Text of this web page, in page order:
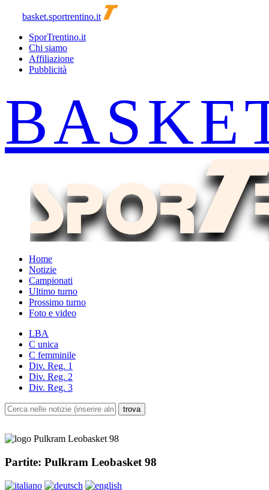
basket.sportrentino.it
SporTrentino.it
Chi siamo
Affiliazione
Pubblicità
Home
Notizie
Campionati
Ultimo turno
Prossimo turno
Foto e video
LBA
C unica
C femminile
Div. Reg. 1
Div. Reg. 2
Div. Reg. 3
Partite: Pulkram Leobasket 98